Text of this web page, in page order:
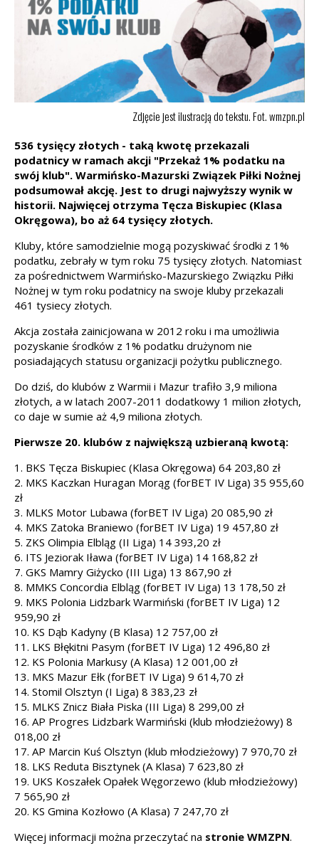
Zdjęcie jest ilustracją do tekstu. Fot. wmzpn.pl
536 tysięcy złotych - taką kwotę przekazali
podatnicy w ramach akcji "Przekaż 1% podatku na
swój klub". Warmińsko-Mazurski Związek Piłki Nożnej
podsumował akcję. Jest to drugi najwyższy wynik w
historii. Najwięcej otrzyma Tęcza Biskupiec (Klasa
Okręgowa), bo aż 64 tysięcy złotych.
Kluby, które samodzielnie mogą pozyskiwać środki z 1%
podatku, zebrały w tym roku 75 tysięcy złotych. Natomiast
za pośrednictwem Warmińsko-Mazurskiego Związku Piłki
Nożnej w tym roku podatnicy na swoje kluby przekazali
461 tysiecy złotych.
Akcja została zainicjowana w 2012 roku i ma umożliwia
pozyskanie środków z 1% podatku drużynom nie
posiadających statusu organizacji pożytku publicznego.
Do dziś, do klubów z Warmii i Mazur trafiło 3,9 miliona
złotych, a w latach 2007-2011 dodatkowy 1 milion złotych,
co daje w sumie aż 4,9 miliona złotych.
Pierwsze 20. klubów z największą uzbieraną kwotą:
1. BKS Tęcza Biskupiec (Klasa Okręgowa) 64 203,80 zł
2. MKS Kaczkan Huragan Morąg (forBET IV Liga) 35 955,60
zł
3. MLKS Motor Lubawa (forBET IV Liga) 20 085,90 zł
4. MKS Zatoka Braniewo (forBET IV Liga) 19 457,80 zł
5. ZKS Olimpia Elbląg (II Liga) 14 393,20 zł
6. ITS Jeziorak Iława (forBET IV Liga) 14 168,82 zł
7. GKS Mamry Giżycko (III Liga) 13 867,90 zł
8. MMKS Concordia Elbląg (forBET IV Liga) 13 178,50 zł
9. MKS Polonia Lidzbark Warmiński (forBET IV Liga) 12
959,90 zł
10. KS Dąb Kadyny (B Klasa) 12 757,00 zł
11. LKS Błękitni Pasym (forBET IV Liga) 12 496,80 zł
12. KS Polonia Markusy (A Klasa) 12 001,00 zł
13. MKS Mazur Ełk (forBET IV Liga) 9 614,70 zł
14. Stomil Olsztyn (I Liga) 8 383,23 zł
15. MLKS Znicz Biała Piska (III Liga) 8 299,00 zł
16. AP Progres Lidzbark Warmiński (klub młodzieżowy) 8
018,00 zł
17. AP Marcin Kuś Olsztyn (klub młodzieżowy) 7 970,70 zł
18. LKS Reduta Bisztynek (A Klasa) 7 623,80 zł
19. UKS Koszałek Opałek Węgorzewo (klub młodzieżowy)
7 565,90 zł
20. KS Gmina Kozłowo (A Klasa) 7 247,70 zł
Więcej informacji można przeczytać na stronie WMZPN.